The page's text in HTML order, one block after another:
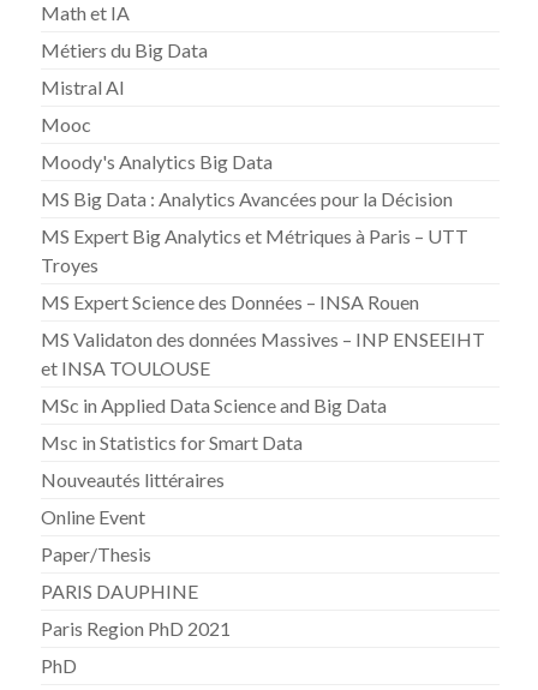
Math et IA
Métiers du Big Data
Mistral AI
Mooc
Moody's Analytics Big Data
MS Big Data : Analytics Avancées pour la Décision
MS Expert Big Analytics et Métriques à Paris – UTT
Troyes
MS Expert Science des Données – INSA Rouen
MS Validaton des données Massives – INP ENSEEIHT
et INSA TOULOUSE
MSc in Applied Data Science and Big Data
Msc in Statistics for Smart Data
Nouveautés littéraires
Online Event
Paper/Thesis
PARIS DAUPHINE
Paris Region PhD 2021
PhD